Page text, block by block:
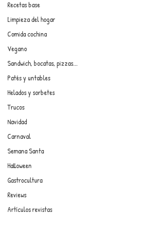
Recetas base
Limpieza del hogar
Comida cochina
Vegano
Sandwich, bocatas, pizzas...
Patés y untables
Helados y sorbetes
Trucos
Navidad
Carnaval
Semana Santa
Halloween
Gastrocultura
Reviews
Artículos revistas